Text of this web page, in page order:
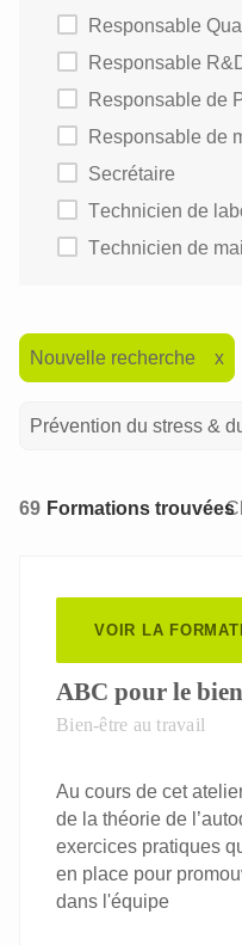
Responsable
Responsable
Responsable de
Responsable de
Secrétaire
Technicien de
Technicien de
Nouvelle recherche
Prévention du stress &
69 Formations trouvées
VOIR LA
ABC pour le
Bien-être au travail
Au cours de cet
de la théorie de
exercices pratiques
en place pour
dans l'équipe